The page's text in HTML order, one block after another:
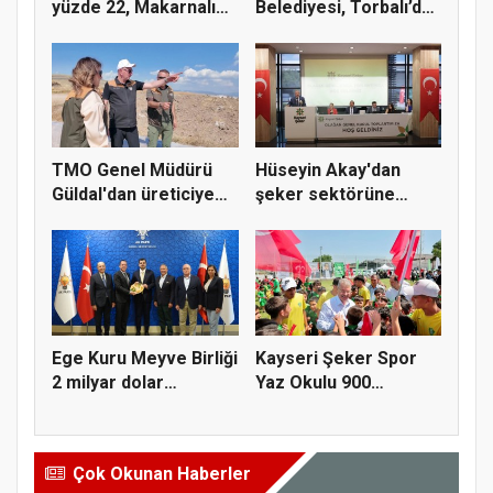
yüzde 22, Makarnalık
Belediyesi, Torbalı’da
TMO Genel Müdürü
Güldal'dan üreticiye
Hüseyin Akay'dan
şeker sektörüne
Ege Kuru Meyve Birliği
2 milyar dolar
Kayseri Şeker Spor
Yaz Okulu 900
Çok Okunan Haberler